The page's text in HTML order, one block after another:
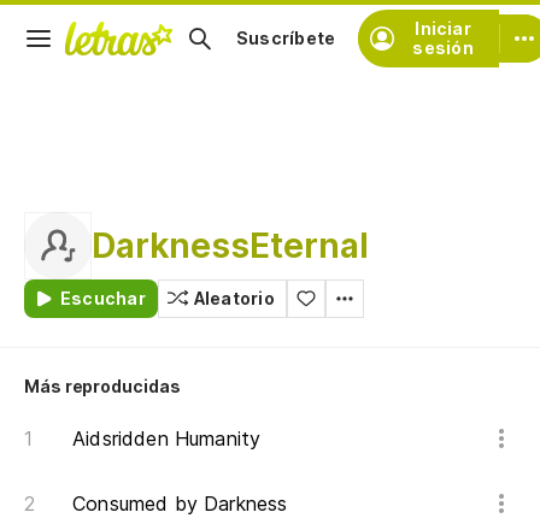
Iniciar
sesión
Suscríbete
DarknessEternal
Escuchar Aleatorio
Más reproducidas
Aidsridden Humanity
Consumed by Darkness